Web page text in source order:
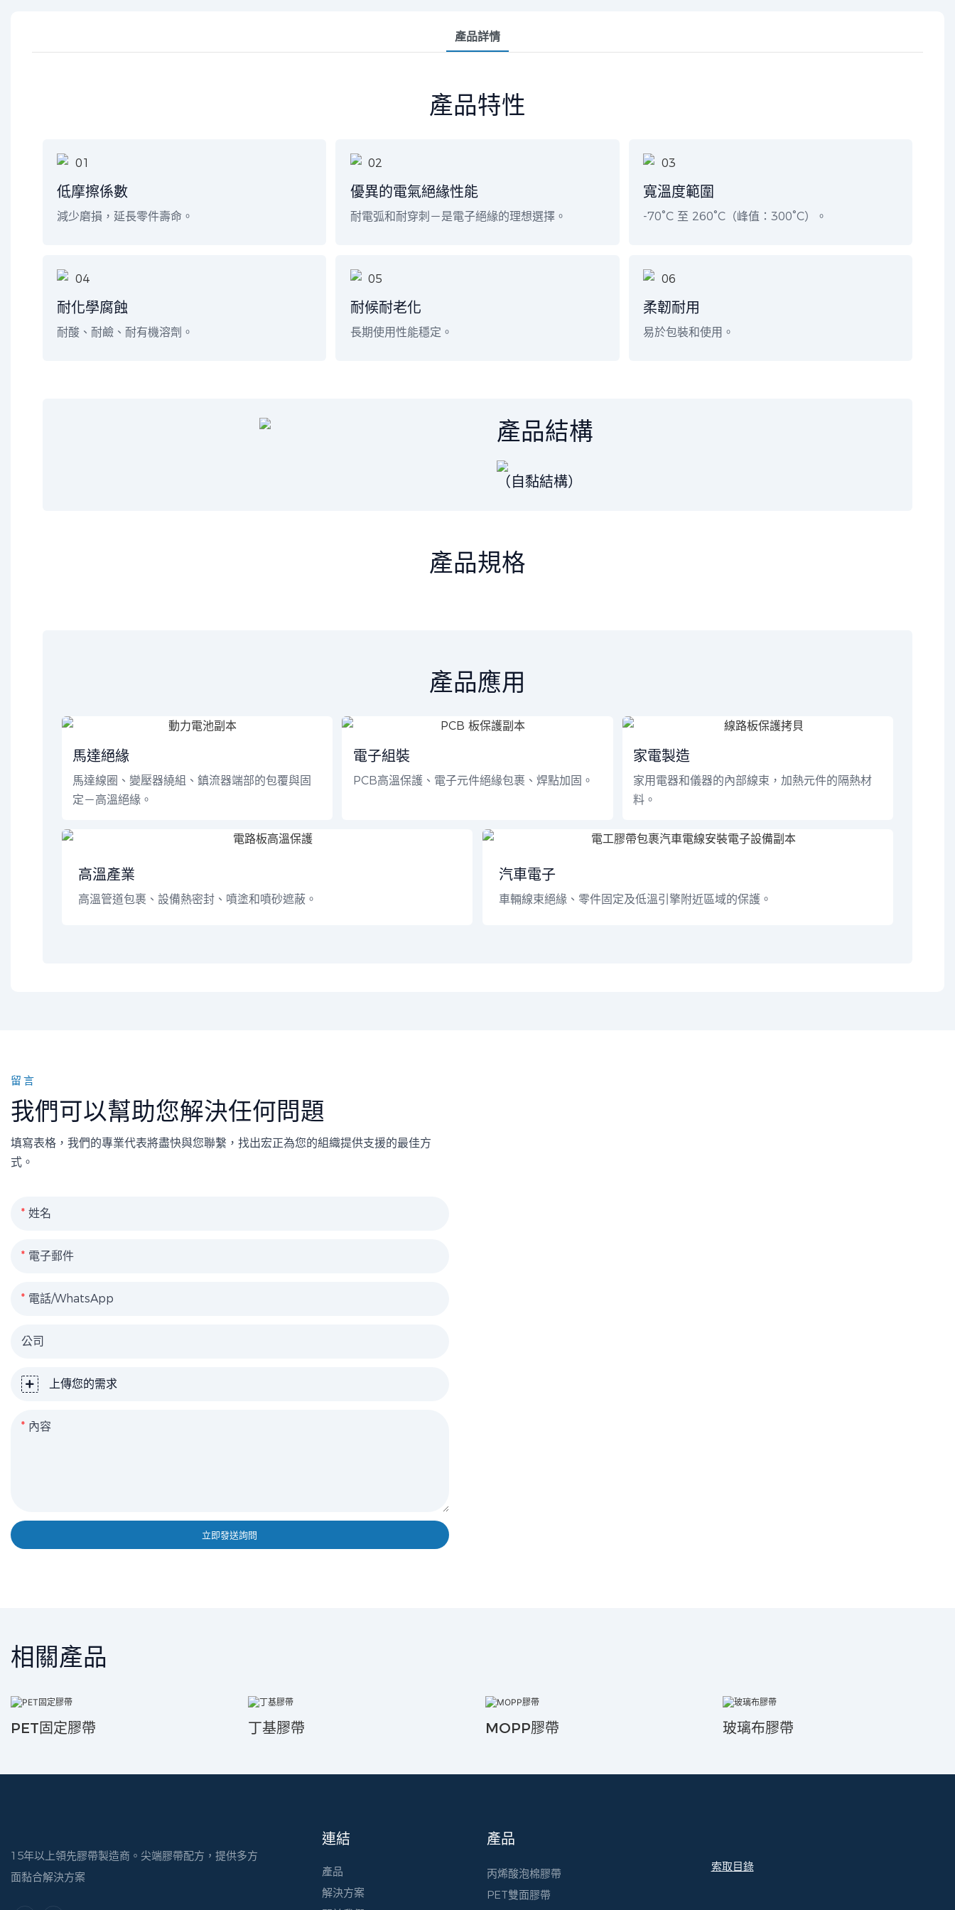
產品詳情
產品特性
低摩擦係數
減少磨損，延長零件壽命。
優異的電氣絕緣性能
耐電弧和耐穿刺－是電子絕緣的理想選擇。
寬溫度範圍
-70°C 至 260°C（峰值：300°C）。
耐化學腐蝕
耐酸、耐鹼、耐有機溶劑。
耐候耐老化
長期使用性能穩定。
柔韌耐用
易於包裝和使用。
產品結構
（自黏結構）
產品規格
產品應用
馬達絕緣
馬達線圈、變壓器繞組、鎮流器端部的包覆與固
定－高溫絕緣。
電子組裝
PCB高溫保護、電子元件絕緣包裹、焊點加固。
家電製造
家用電器和儀器的內部線束，加熱元件的隔熱材
料。
高溫產業
高溫管道包裹、設備熱密封、噴塗和噴砂遮蔽。
汽車電子
車輛線束絕緣、零件固定及低溫引擎附近區域的保護。
留言
我們可以幫助您解決任何問題
填寫表格，我們的專業代表將盡快與您聯繫，找出宏正為您的組織提供支援的最佳方
式。
姓名
電子郵件
電話/WhatsApp
公司
上傳您的需求
內容
立即發送詢問
相關產品
PET固定膠帶 丁基膠帶 MOPP膠帶 玻璃布膠帶
15年以上領先膠帶製造商。尖端膠帶配方，提供多方
面黏合解決方案
連結
產品
解決方案
產品
丙烯酸泡棉膠帶
PET雙面膠帶
索取目錄